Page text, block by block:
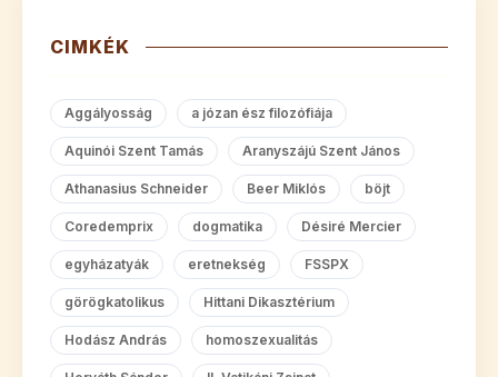
CIMKÉK
Aggályosság a józan ész filozófiája
Aquinói Szent Tamás Aranyszájú Szent János
Athanasius Schneider Beer Miklós böjt
Coredemprix dogmatika Désiré Mercier
egyházatyák eretnekség FSSPX
görögkatolikus Hittani Dikasztérium
Hodász András homoszexualitás